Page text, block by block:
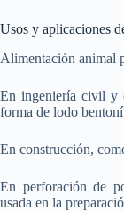
Usos y aplicaciones
Alimentación animal
En ingeniería civil y
forma de lodo
En construcción,
En perforación de
usada en la